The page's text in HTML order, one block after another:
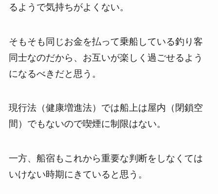
るようで気持ちがよくない。
そもそも同じお金を払って乗船している釣り客
同士なのだから、お互いが楽しく過ごせるよう
になるべきだと思う。
現行法（健康増進法）では船上は屋内（閉鎖空
間）でもないので喫煙に制限はない。
一方、船宿もこれから重要な判断をしなくては
いけない時期にきていると思う。